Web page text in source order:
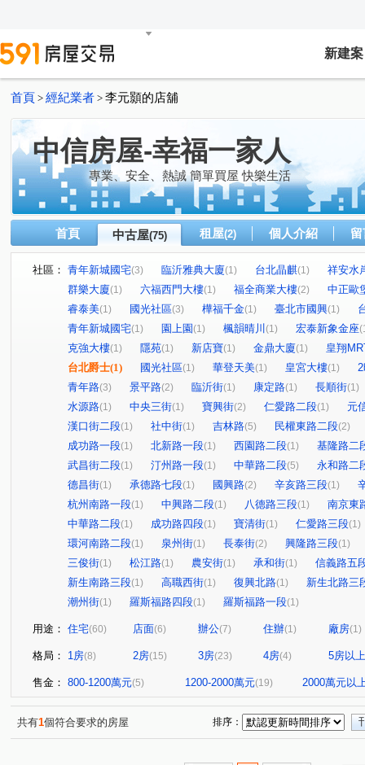
新建案
首頁 > 經紀業者 > 李元顥的店舖
中信房屋-幸福一家人
專業、安全、熱誠 簡單買屋 快樂生活
首頁 中古屋(75) 租屋(2) 個人介紹
社區： 青年新城國宅(3) 臨沂雅典大廈(1) 台北晶麒(1)
祥安水
群樂大廈(1) 六福西門大樓(1) 福全商業大樓(2)
中正歐
睿泰美(1) 國光社區(3) 樺福千金(1) 臺北市國興(1)
青年新城國宅(1) 園上園(1) 楓韻晴川 (1) 宏泰新象金座
克強大樓(1) 隱苑(1) 新店寶(1) 金鼎大廈(1)
皇翔
台北爵士(1) 國光社區(1) 華登天美(1) 皇宮大樓(1)
青年路(3) 景平路(2) 臨沂街(1) 康定路(1) 長順街(1)
水源路(1) 中央三街(1) 寶興街(2) 仁愛路二段(1)
元
漢口街二段(1) 社中街(1) 吉林路(5) 民權東路二段(2)
成功路一段(1) 北新路一段(1) 西園路二段(1)
基隆路二
武昌街二段(1) 汀州路一段(1) 中華路二段(5)
永和路二
德昌街(1) 承德路七段(1) 國興路(2) 辛亥路三段(1)
杭州南路一段(1) 中興路二段(1) 八德路三段(1)
南京東
中華路二段(1) 成功路四段(1) 寶清街(1) 仁愛路三段(1)
環河南路二段(1) 泉州街(1) 長泰街(2) 興隆路三段(1)
三俊街(1) 松江路(1) 農安街(1) 承和街(1)
信義路五
新生南路三段(1) 高職西街(1) 復興北路(1)
新生北路三
潮州街(1) 羅斯福路四段(1) 羅斯福路一段(1)
用途： 住宅(60) 店面(6) 辦公(7) 住辦(1) 廠房(1)
格局： 1房(8) 2房(15) 3房(23) 4房(4) 5房以上
售金： 800-1200萬元(5) 1200-2000萬元(19) 2000萬元以
共有1個符合要求的房屋 排序：